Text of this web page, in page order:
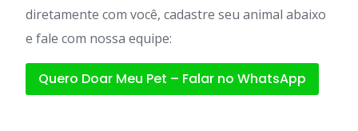
diretamente com você, cadastre seu animal abaixo
e fale com nossa equipe:
Quero Doar Meu Pet – Falar no WhatsApp